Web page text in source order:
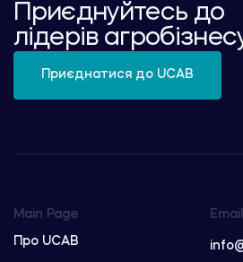
Приєднуйтесь до
лідерів
Приєднатися до UCAB
Main Page
Про UCAB
Email